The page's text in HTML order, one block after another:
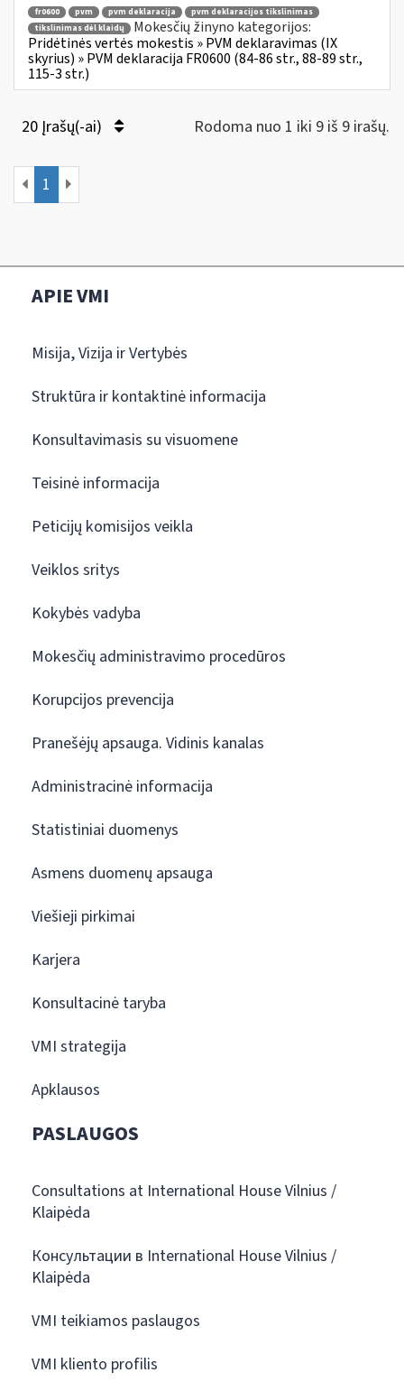
fr0600 pvm pvm deklaracija
pvm deklaracijos tikslinimas
tikslinimas dėl klaidų
Mokesčių žinyno kategorijos:
Pridėtinės vertės mokestis » PVM deklaravimas (IX
skyrius) » PVM deklaracija FR0600 (84-86 str., 88-89 str.,
115-3 str.)
20 Įrašų(-ai) Rodoma nuo 1 iki 9 iš 9 irašų.
1
APIE VMI
Misija, Vizija ir Vertybės
Struktūra ir kontaktinė informacija
Konsultavimasis su visuomene
Teisinė informacija
Peticijų komisijos veikla
Veiklos sritys
Kokybės vadyba
Mokesčių administravimo procedūros
Korupcijos prevencija
Pranešėjų apsauga. Vidinis kanalas
Administracinė informacija
Statistiniai duomenys
Asmens duomenų apsauga
Viešieji pirkimai
Karjera
Konsultacinė taryba
VMI strategija
Apklausos
PASLAUGOS
Consultations at International House Vilnius /
Klaipėda
Консультации в International House Vilnius /
Klaipėda
VMI teikiamos paslaugos
VMI kliento profilis